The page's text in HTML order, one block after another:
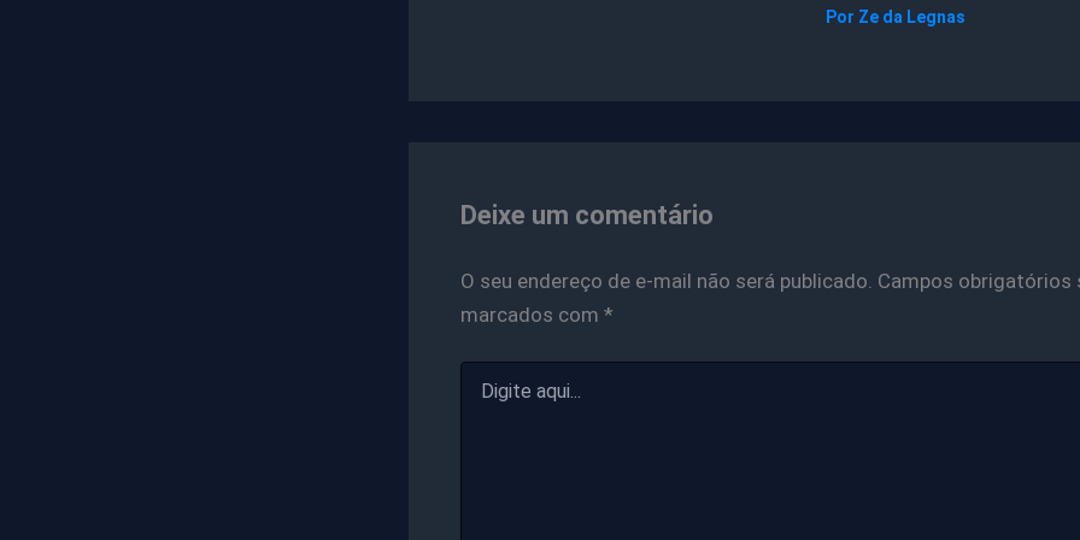
Por Ze da Legnas
Deixe um comentário
O seu endereço de e-mail não será publicado. Campos obrigatórios
marcados com *
aqui...